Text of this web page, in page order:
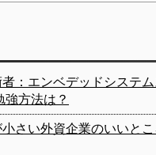
：エンベデッドシステ
強方法は？
さい外資企業のいいと